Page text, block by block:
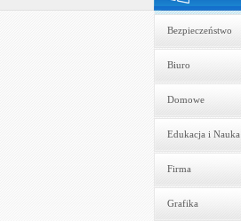
Bezpieczeństwo
Biuro
Domowe
Edukacja i Nauka
Firma
Grafika